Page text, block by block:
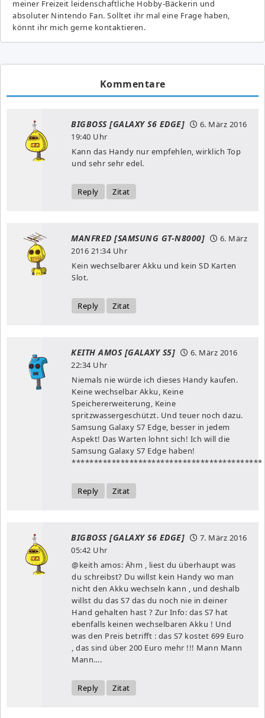
meiner Freizeit leidenschaftliche Hobby-Bäckerin und
absoluter Nintendo Fan. Solltet ihr mal eine Frage haben,
könnt ihr mich gerne kontaktieren.
Kommentare
BIGBOSS [GALAXY S6 EDGE]
6. März 2016
19:40 Uhr
Kann das Handy nur empfehlen, wirklich Top
und sehr sehr edel.
Reply Zitat
MANFRED [SAMSUNG GT-N8000]
6. März
2016 21:34 Uhr
Kein wechselbarer Akku und kein SD Karten
Slot.
Reply Zitat
KEITH AMOS [GALAXY S5]
6. März 2016
22:34 Uhr
Niemals nie würde ich dieses Handy kaufen.
Keine wechselbar Akku, Keine
Speichererweiterung, Keine
spritzwassergeschützt. Und teuer noch dazu.
Samsung Galaxy S7 Edge, besser in jedem
Aspekt! Das Warten lohnt sich! Ich will die
Samsung Galaxy S7 Edge haben!
*******************************************
Reply Zitat
BIGBOSS [GALAXY S6 EDGE]
7. März 2016
05:42 Uhr
@keith amos: Ähm , liest du überhaupt was
du schreibst? Du willst kein Handy wo man
nicht den Akku wechseln kann , und deshalb
willst du das S7 das du noch nie in deiner
Hand gehalten hast ? Zur Info: das S7 hat
ebenfalls keinen wechselbaren Akku ! Und
was den Preis betrifft : das S7 kostet 699 Euro
, das sind über 200 Euro mehr !!! Mann Mann
Mann….
Reply Zitat